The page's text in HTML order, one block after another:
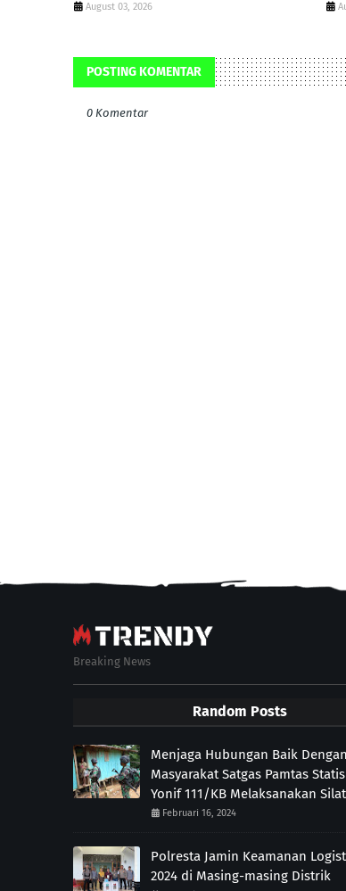
August 03, 2026
POSTING KOMENTAR
0 Komentar
Breaking News
Random Posts
Menjaga Hubungan Baik Dengan
Masyarakat Satgas Pamtas
Yonif 111/KB Melaksanakan
Februari 16, 2024
Polresta Jamin Keamanan
2024 di Masing-masing Distrik